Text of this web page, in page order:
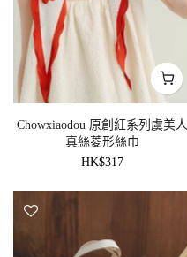
Chowxiaodou 原創紅系列虞美人
真絲菱形絲巾
HK$317